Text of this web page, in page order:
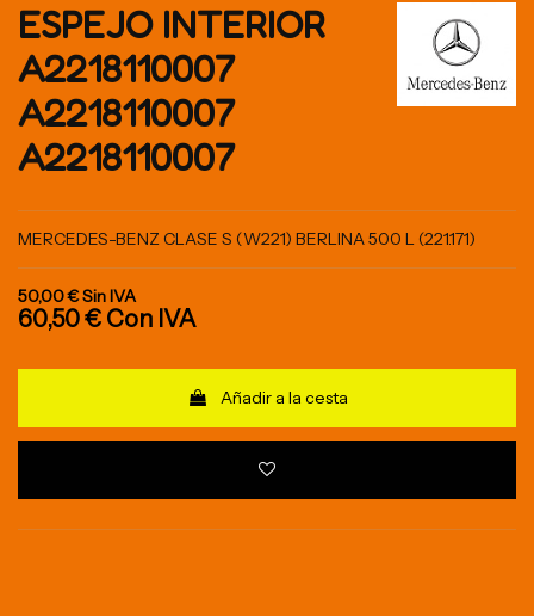
ESPEJO INTERIOR
A2218110007
A2218110007
A2218110007
MERCEDES-BENZ CLASE S (W221) BERLINA 500 L (221.171)
50,00 €Sin IVA
60,50 € Con IVA
Añadir a la cesta